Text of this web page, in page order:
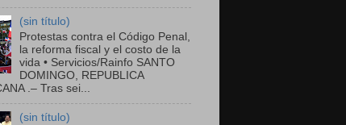
(sin título)
Protestas contra el Código Penal,
la reforma fiscal y el costo de la
vida • Servicios/Rainfo SANTO
DOMINGO, REPUBLICA
.– Tras sei...
(sin título)